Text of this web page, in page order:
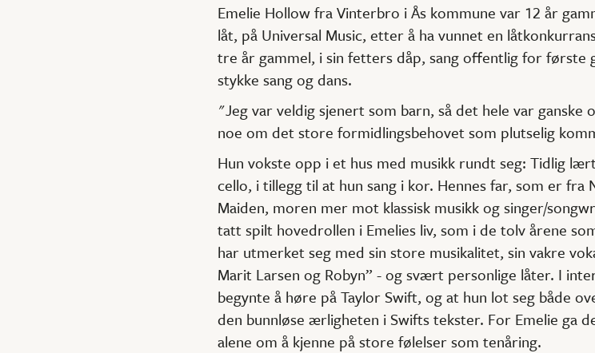
Emelie Hollow fra Vinterbro i Ås kommune var 12 år
låt, på Universal Music, etter å ha vunnet en
tre år gammel, i sin fetters dåp, sang offentlig for første
stykke sang og dans.
"Jeg var veldig sjenert som barn, så det hele var
noe om det store formidlingsbehovet som plutselig
Hun vokste opp i et hus med musikk rundt seg: Tidlig
cello, i tillegg til at hun sang i kor. Hennes far, som er
Maiden, moren mer mot klassisk musikk og singer/
tatt spilt hovedrollen i Emelies liv, som i de tolv årene
har utmerket seg med sin store musikalitet, sin vakre
Marit Larsen og Robyn” - og svært personlige låter. I
begynte å høre på Taylor Swift, og at hun lot seg både
den bunnløse ærligheten i Swifts tekster. For Emelie ga
alene om å kjenne på store følelser som tenåring.